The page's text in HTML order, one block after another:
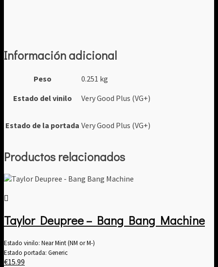
Información adicional
Peso
0.251 kg
Estado del vinilo
Very Good Plus (VG+)
Estado de la portada Very Good Plus (VG+)
Productos relacionados
Taylor Deupree – Bang Bang Machine
Estado vinilo: Near Mint (NM or M-)
Estado portada: Generic
€15.99